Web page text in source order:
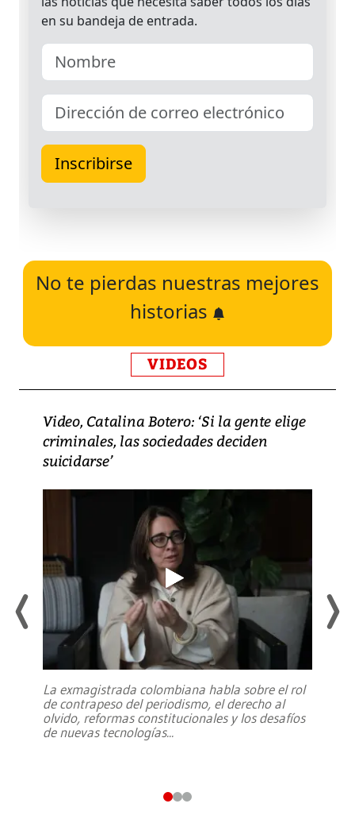
No te pierdas nuestras mejores
historias
VIDEOS
Video, Catalina Botero: ‘Si la gente elige
criminales, las sociedades deciden
suicidarse’
La exmagistrada colombiana habla sobre el rol
de contrapeso del periodismo, el derecho al
olvido, reformas constitucionales y los desafíos
de nuevas tecnologías...